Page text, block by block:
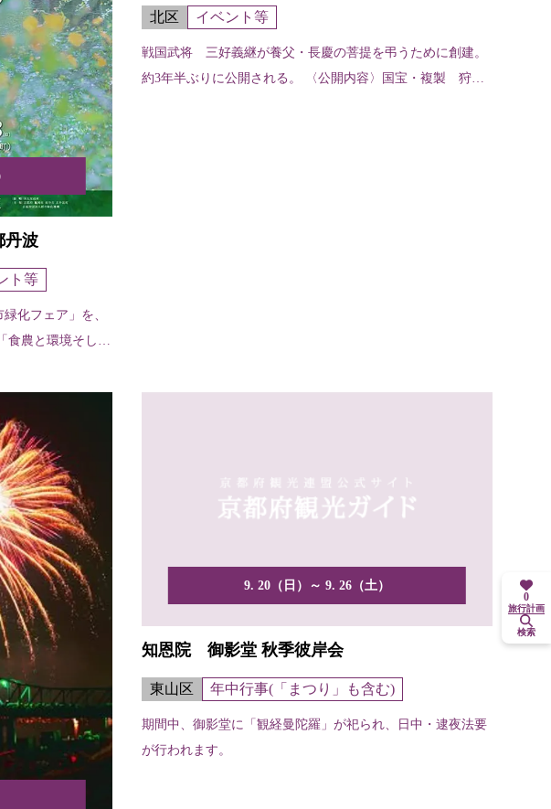
丹波
ト等
化フェア」を、
食農と環境そして
北区 イベント等
戦国武将 三好義継が養父・長慶の菩提を弔うために創建。
約3年半ぶりに公開される。 〈公開内容〉国宝・複製 狩野
9. 20（日）～ 9. 26（土）
知恩院 御影堂 秋季彼岸会
東山区 年中行事(「まつり」も含む)
期間中、御影堂に「観経曼陀羅」が祀られ、日中・逮夜法要
が行われます。
0
旅行計画
検索